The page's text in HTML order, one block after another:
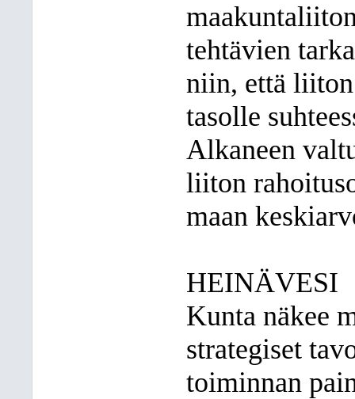
tehtävien
niin, että liiton
tasolle
Alkaneen
liiton
maan
HEINÄVESI
Kunta näkee
strategiset
toiminnan